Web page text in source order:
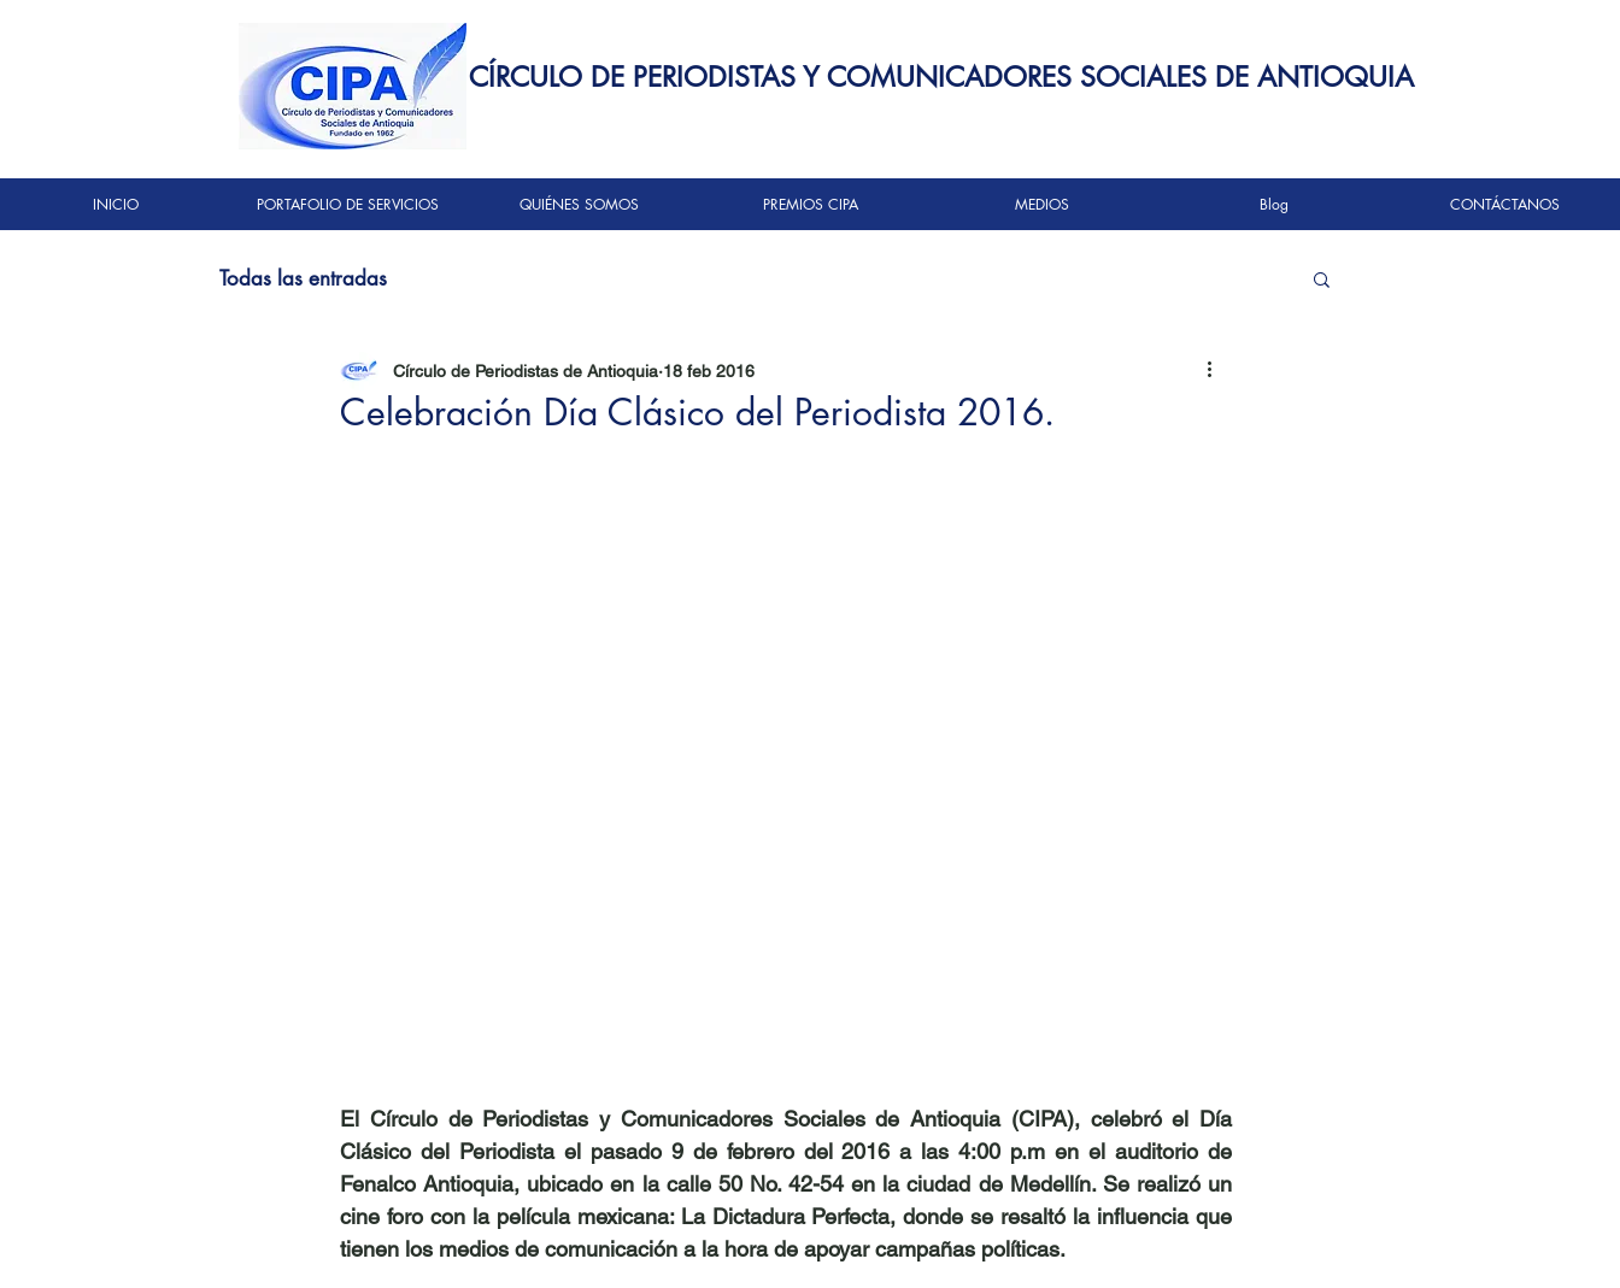
CÍRCULO DE PERIODISTAS Y COMUNICADORES SOCIALES DE ANTIOQUIA
INICIO PORTAFOLIO DE SERVICIOS QUIÉNES SOMOS PREMIOS CIPA MEDIOS Blog CONTÁCTANOS
Todas las entradas
Celebración Día Clásico del Periodista 2016.
Círculo de Periodistas de Antioquia 18 feb 2016
El Círculo de Periodistas y Comunicadores Sociales de Antioquia (CIPA), celebró el Día
Clásico del Periodista el pasado 9 de febrero del 2016 a las 4:00 p.m en el auditorio de
Fenalco Antioquia, ubicado en la calle 50 No. 42-54 en la ciudad de Medellín. Se realizó un
cine foro con la película mexicana: La Dictadura Perfecta, donde se resaltó la influencia que
tienen los medios de comunicación a la hora de apoyar campañas políticas.